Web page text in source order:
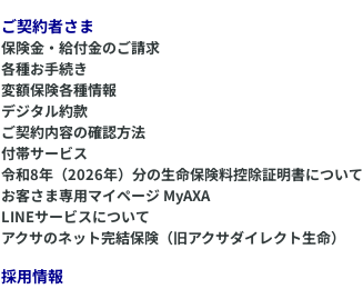
ご契約者さま
保険金・給付金のご請求
各種お手続き
変額保険各種情報
デジタル約款
ご契約内容の確認方法
付帯サービス
令和8年（2026年）分の生命保険料控除証明書について
​お客さま専用マイページ MyAXA
LINEサービスについて
アクサのネット完結保険（旧アクサダイレクト生命）
採用情報